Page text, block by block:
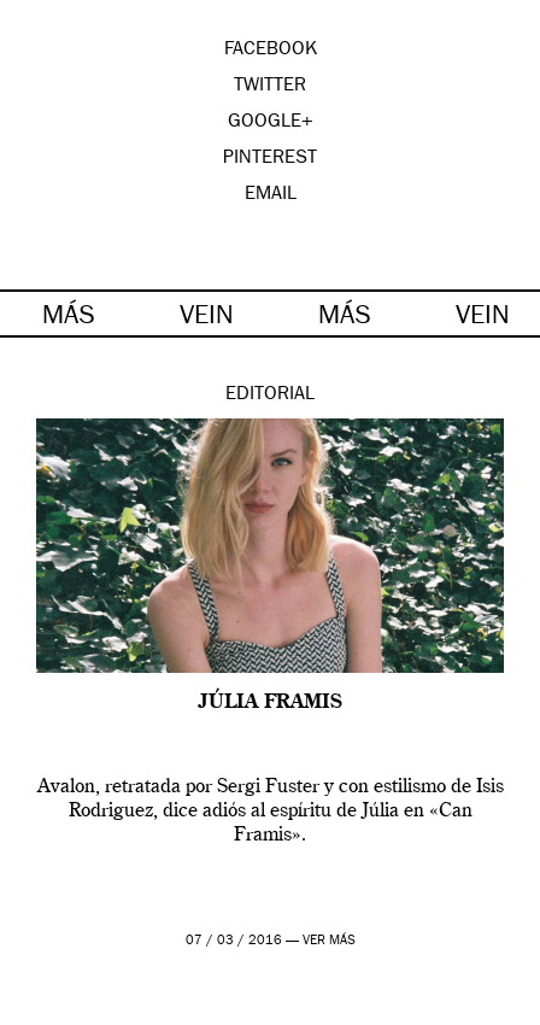
FACEBOOK
TWITTER
GOOGLE+
PINTEREST
EMAIL
MÁS VEIN MÁS VEIN
EDITORIAL
JÚLIA FRAMIS
Avalon, retratada por Sergi Fuster y con estilismo de Isis
Rodriguez, dice adiós al espíritu de Júlia en «Can
Framis».
07 / 03 / 2016 — VER MÁS